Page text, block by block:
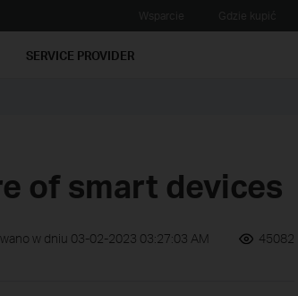
SERVICE PROVIDER
of smart devices
w dniu 03-02-2023 03:27:03 AM 45082